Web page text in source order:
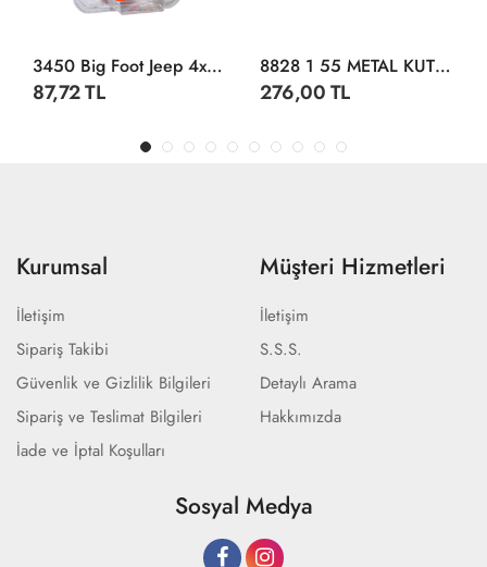
3450 Big Foot Jeep 4x4 1:36 -Sunman
87,72 TL
8828 1 55 METAL KUTULU İTFAİYE ARACI
276,00 TL
Kurumsal
İletişim
Sipariş Takibi
Güvenlik ve Gizlilik Bilgileri
Sipariş ve Teslimat Bilgileri
İade ve İptal Koşulları
Müşteri Hizmetleri
İletişim
S.S.S.
Detaylı Arama
Hakkımızda
Sosyal Medya